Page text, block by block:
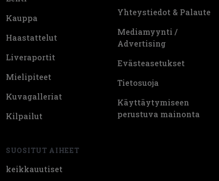
Kauppa
Haastattelut
Liveraportit
Mielipiteet
Kuvagalleriat
Kilpailut
SUOSITUT AIHEET
keikkauutiset
Yhteystiedot & Palaute
Mediamyynti /
Advertising
Evästeasetukset
Tietosuoja
Käyttäytymiseen
perustuva mainonta